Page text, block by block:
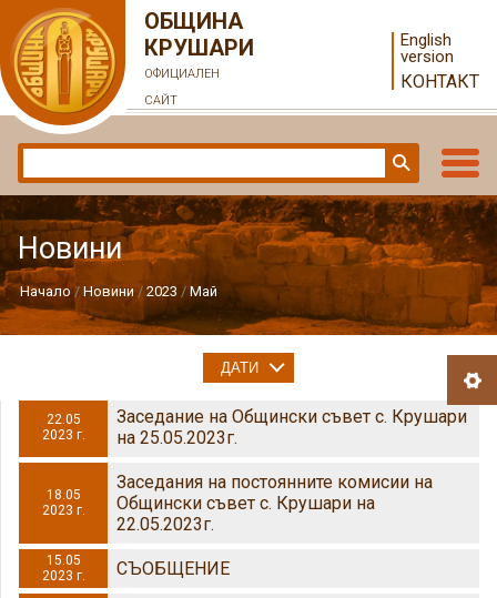
ОБЩИНА
КРУШАРИ
ОФИЦИАЛЕН
САЙТ
English
version
КОНТАКТ
Новини
Начало Новини 2023 Май
22.05
2023 г.
Заседание на Общински съвет с. Крушари
на 25.05.2023г.
18.05
2023 г.
Заседания на постоянните комисии на
Общински съвет с. Крушари на
22.05.2023г.
15.05
2023 г.
СЪОБЩЕНИЕ
ДАТИ